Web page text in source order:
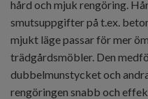
hård och mjuk rengöring.
smutsuppgifter på t.ex.
mjukt läge passar för mer
trädgårdsmöbler. Den
dubbelmunstycket och
rengöringen snabb och